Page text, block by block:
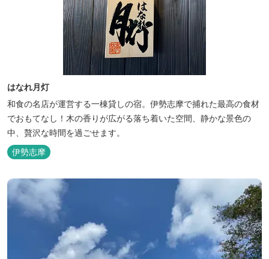
はなれ月灯
和食の名店が運営する一棟貸しの宿。伊勢志摩で捕れた最高の食材
でおもてなし！木の香りが広がる落ち着いた空間、静かな景色の
中、贅沢な時間を過ごせます。
伊勢志摩